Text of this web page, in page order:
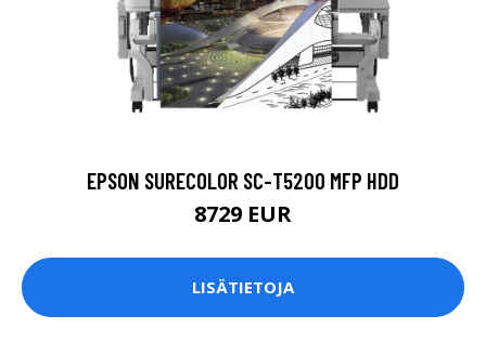
EPSON SURECOLOR SC-T5200 MFP HDD
8729 EUR
LISÄTIETOJA